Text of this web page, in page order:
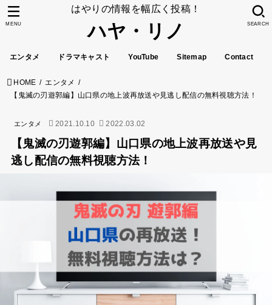
はやりの情報を幅広く投稿！
ハヤ・リノ
エンタメ ドラマキャスト YouTube Sitemap Contact
SEARCH
MENU
HOME
エンタメ
【鬼滅の刃遊郭編】山口県の地上波再放送や見逃し配信の無料視聴方法！
エンタメ 2021.10.10 2022.03.02
【鬼滅の刃遊郭編】山口県の地上波再放送や見
逃し配信の無料視聴方法！